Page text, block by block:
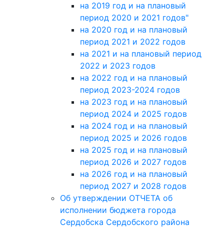
на 2019 год и на плановый
период 2020 и 2021 годов"
на 2020 год и на плановый
период 2021 и 2022 годов
на 2021 и на плановый период
2022 и 2023 годов
на 2022 год и на плановый
период 2023-2024 годов
на 2023 год и на плановый
период 2024 и 2025 годов
на 2024 год и на плановый
период 2025 и 2026 годов
на 2025 год и на плановый
период 2026 и 2027 годов
на 2026 год и на плановый
период 2027 и 2028 годов
Об утверждении ОТЧЕТА об
исполнении бюджета города
Сердобска Сердобского района